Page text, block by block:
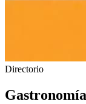
Directorio
Gastronomía